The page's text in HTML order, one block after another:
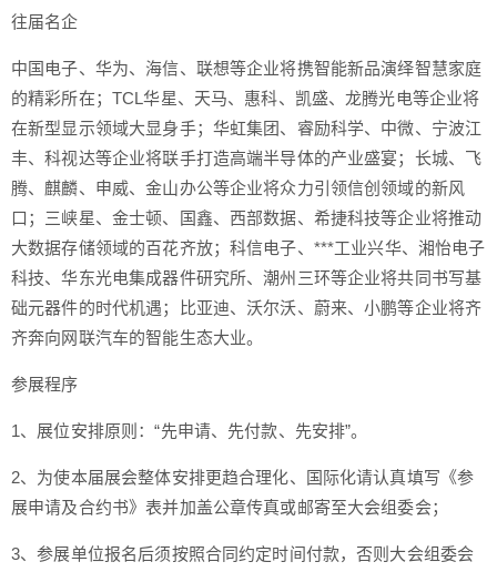
往届名企
中国电子、华为、海信、联想等企业将携智能新品演绎智慧家庭
的精彩所在；TCL华星、天马、惠科、凯盛、龙腾光电等企业将
在新型显示领域大显身手；华虹集团、睿励科学、中微、宁波江
丰、科视达等企业将联手打造高端半导体的产业盛宴；长城、飞
腾、麒麟、申威、金山办公等企业将众力引领信创领域的新风
口；三峡星、金士顿、国鑫、西部数据、希捷科技等企业将推动
大数据存储领域的百花齐放；科信电子、***工业兴华、湘怡电子
科技、华东光电集成器件研究所、潮州三环等企业将共同书写基
础元器件的时代机遇；比亚迪、沃尔沃、蔚来、小鹏等企业将齐
齐奔向网联汽车的智能生态大业。
参展程序
1、展位安排原则：“先申请、先付款、先安排”。
2、为使本届展会整体安排更趋合理化、国际化请认真填写《参
展申请及合约书》表并加盖公章传真或邮寄至大会组委会；
3、参展单位报名后须按照合同约定时间付款，否则大会组委会